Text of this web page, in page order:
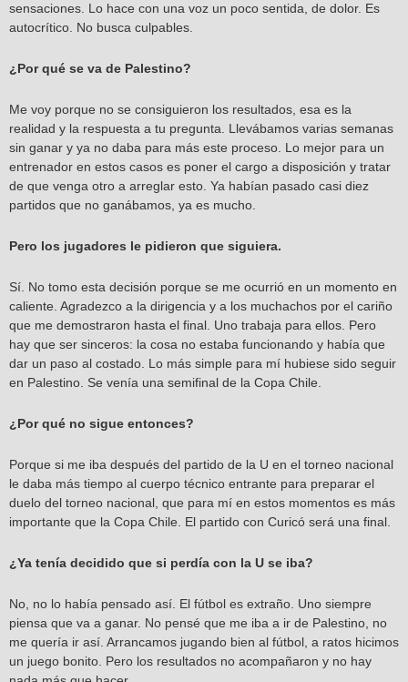
sensaciones. Lo hace con una voz un poco sentida, de dolor. Es
autocrítico. No busca culpables.
¿Por qué se va de Palestino?
Me voy porque no se consiguieron los resultados, esa es la
realidad y la respuesta a tu pregunta. Llevábamos varias semanas
sin ganar y ya no daba para más este proceso. Lo mejor para un
entrenador en estos casos es poner el cargo a disposición y tratar
de que venga otro a arreglar esto. Ya habían pasado casi diez
partidos que no ganábamos, ya es mucho.
Pero los jugadores le pidieron que siguiera.
Sí. No tomo esta decisión porque se me ocurrió en un momento en
caliente. Agradezco a la dirigencia y a los muchachos por el cariño
que me demostraron hasta el final. Uno trabaja para ellos. Pero
hay que ser sinceros: la cosa no estaba funcionando y había que
dar un paso al costado. Lo más simple para mí hubiese sido seguir
en Palestino. Se venía una semifinal de la Copa Chile.
¿Por qué no sigue entonces?
Porque si me iba después del partido de la U en el torneo nacional
le daba más tiempo al cuerpo técnico entrante para preparar el
duelo del torneo nacional, que para mí en estos momentos es más
importante que la Copa Chile. El partido con Curicó será una final.
¿Ya tenía decidido que si perdía con la U se iba?
No, no lo había pensado así. El fútbol es extraño. Uno siempre
piensa que va a ganar. No pensé que me iba a ir de Palestino, no
me quería ir así. Arrancamos jugando bien al fútbol, a ratos hicimos
un juego bonito. Pero los resultados no acompañaron y no hay